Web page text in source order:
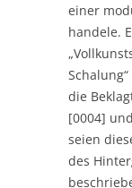
einer
handele.
die
[0004]
seien
des